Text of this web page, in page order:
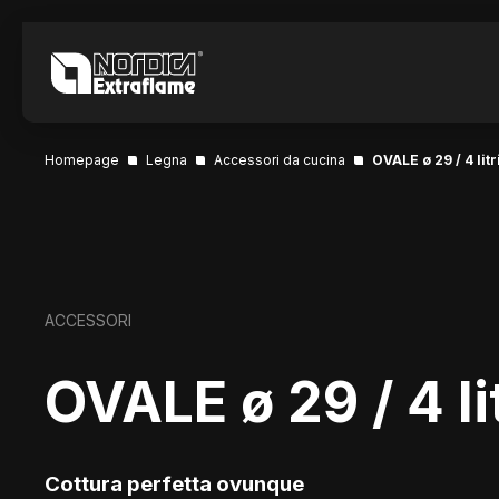
Homepage Legna Accessori da cucina OVALE ø 29 / 4
ACCESSORI
OVALE ø 29 / 4
Cottura perfetta ovunque